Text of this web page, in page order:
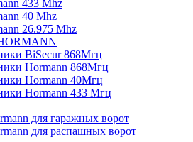
433 Mhz
40 Mhz
26.975 Mhz
BiSecur 868Мгц
Hormann 868Мгц
Hormann 40Мгц
Hormann 433 Мгц
для гаражных ворот
для распашных ворот